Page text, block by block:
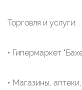
Торговля и услуги:
• Гипермаркет
• Магазины,